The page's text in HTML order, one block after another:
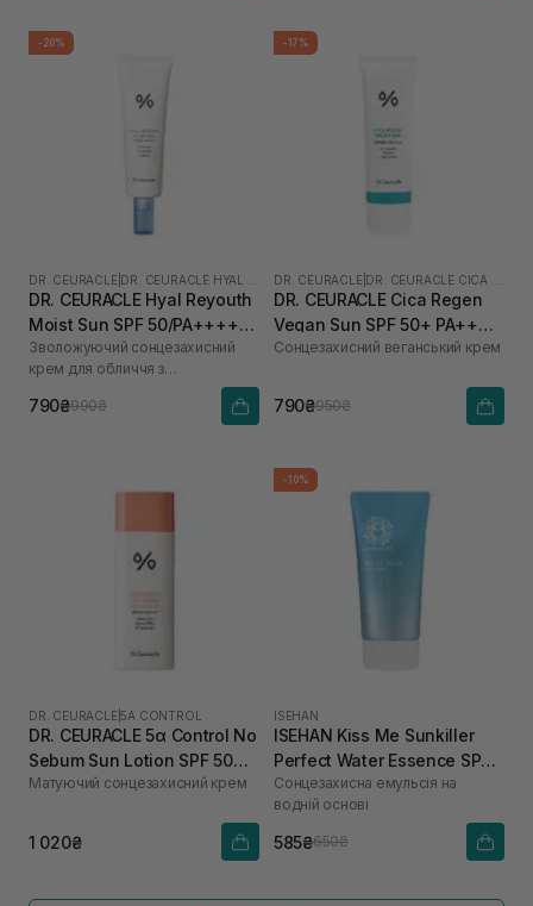
-20%
DR. CEURACLE
DR. CEURACLE Hyal Reyouth
Moist Sun SPF 50/PA++++
50 мл
Зволожуючий сонцезахисний
крем для обличчя з
790₴990₴
-17%
DR. CEURACLE
DR. CEURACLE Cica Regen
Vegan Sun SPF 50+ PA++++
для чутливої шкіри 50 мл
Сонцезахисний веганський крем
790₴950₴
DR. CEURACLE|5Α CONTROL
DR. CEURACLE 5α Control No
Sebum Sun Lotion SPF 50
PA++++ 50 мл
Матуючий сонцезахисний крем
1 020₴
-10%
ISEHAN
ISEHAN Kiss Me Sunkiller
Perfect Water Essence SPF
50+PA++++ 50 г
Сонцезахисна емульсія на
водній основі
585₴650₴